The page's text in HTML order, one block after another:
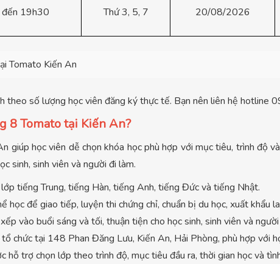
19h30 Thứ 3, 5, 7 20/08/2026
Tomato Kiến An
theo số lượng học viên đăng ký thực tế. Bạn nên liên hệ
8 Tomato tại Kiến An?
học viên dễ chọn khóa học phù hợp với mục tiêu, trình độ
sinh, sinh viên và người đi làm.
tiếng Trung, tiếng Hàn, tiếng Anh, tiếng Đức và tiếng Nhật.
học để giao tiếp, luyện thi chứng chỉ, chuẩn bị du học, xuất khẩu
vào buổi sáng và tối, thuận tiện cho học sinh, sinh viên và
chức tại 148 Phan Đăng Lưu, Kiến An, Hải Phòng, phù hợp với
hỗ trợ chọn lớp theo trình độ, mục tiêu đầu ra, thời gian học và